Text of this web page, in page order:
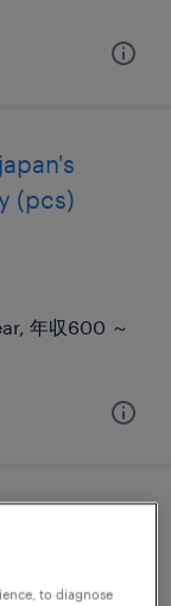
(pcs)
年収600 ～
to diagnose